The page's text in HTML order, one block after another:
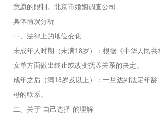
意愿的限制。 北京市婚姻调查公司
具体情况分析
一、法律上的地位变化
未成年人时期（未满18岁）：根据《中华人民
女单方面做出终止或改变抚养关系的决定。
成年之后（满18岁及以上）：一旦达到法定年
母的联系。
二、关于“自己选择”的理解